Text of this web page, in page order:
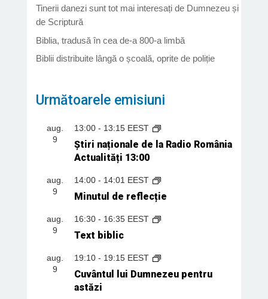
Tinerii danezi sunt tot mai interesați de Dumnezeu și
de Scriptură
Biblia, tradusă în cea de-a 800-a limbă
Biblii distribuite lângă o școală, oprite de poliție
Următoarele emisiuni
aug.
9
13:00- 13:15 EEST
Știri naționale de la Radio România
Actualități 13:00
aug.
9
14:00- 14:01 EEST
Minutul de reflecție
aug.
9
16:30- 16:35 EEST
Text biblic
aug.
9
19:10- 19:15 EEST
Cuvântul lui Dumnezeu pentru
astăzi